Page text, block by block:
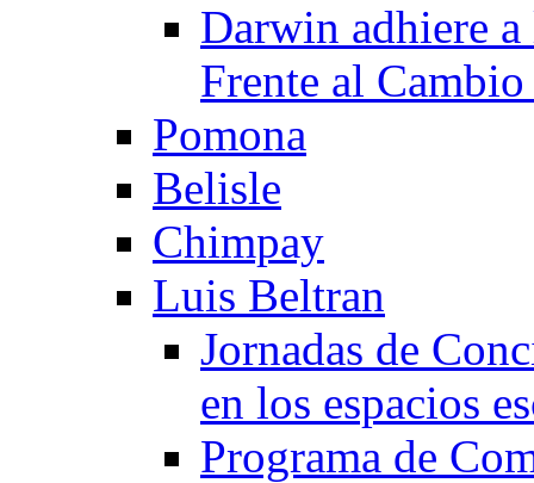
Darwin adhiere
Frente al
Pomona
Belisle
Chimpay
Luis Beltran
Jornadas de
en los espacios
Programa de